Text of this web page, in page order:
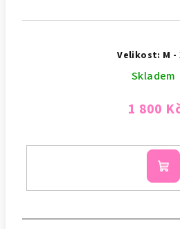
Velikost: M -
Skladem
1 800
Do